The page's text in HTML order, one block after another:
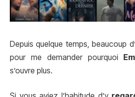
Depuis quelque temps, beaucoup
pour me demander pourquoi
s’ouvre plus.